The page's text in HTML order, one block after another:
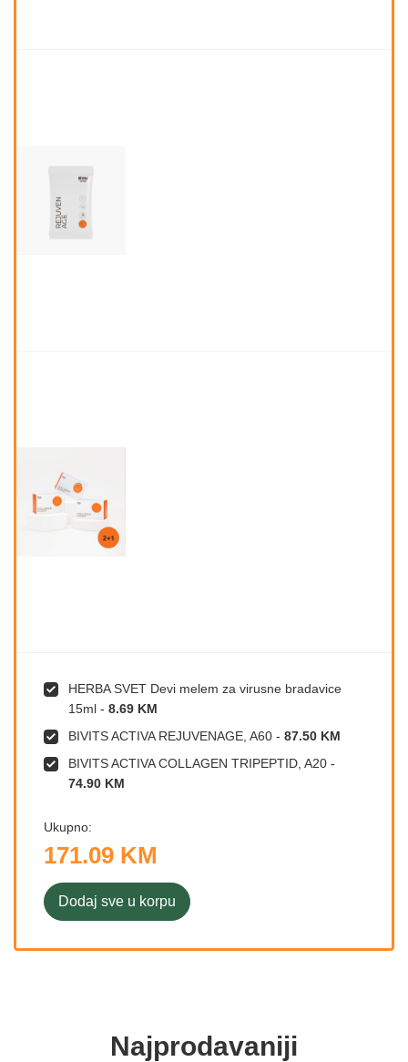
HERBA SVET Devi melem za virusne bradavice
15ml - 8.69 KM
BIVITS ACTIVA REJUVENAGE, A60 - 87.50 KM
BIVITS ACTIVA COLLAGEN TRIPEPTID, A20 -
74.90 KM
Ukupno:
171.09 KM
Dodaj sve u korpu
Najprodavaniji